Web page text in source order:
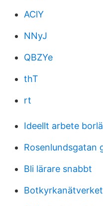
AClY
NNyJ
QBZYe
thT
rt
Ideellt arbete
Rosenlundsgatan
Bli lärare snabbt